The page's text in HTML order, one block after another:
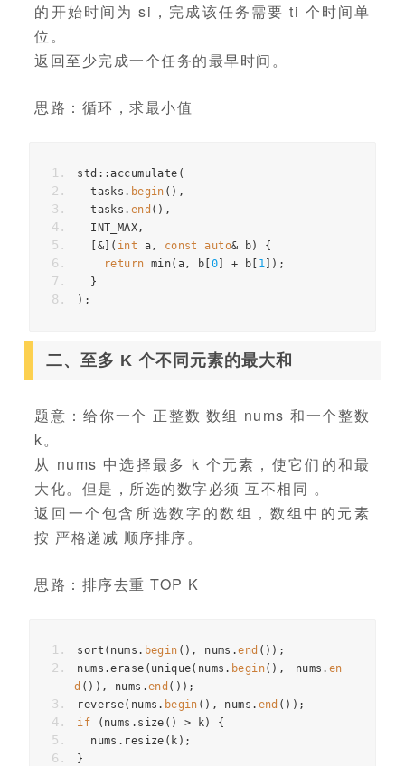
的开始时间为 si，完成该任务需要 ti 个时间单
位。
返回至少完成一个任务的最早时间。
思路：循环，求最小值
std ::accumulate (
tasks . begin (),
tasks . end (),
INT_MAX,
& ]( int a, const auto& b)
{
return min( a, b 0 + b 1 ]);
}
);
二、至多 K 个不同元素的最大和
题意：给你一个 正整数 数组 nums 和一个整数
k。
从 nums 中选择最多 k 个元素，使它们的和最
大化。但是，所选的数字必须 互不相同 。
返回一个包含所选数字的数组，数组中的元素
按 严格递减 顺序排序。
思路：排序去重 TOP K
sort ( nums . begin (), nums .end ());
nums .erase ( unique( nums . begin(), nums . en
d ()), nums .end ());
reverse( nums . begin (), nums . end ());
if
( nums . size () > k)
{
nums . resize ( k );
}